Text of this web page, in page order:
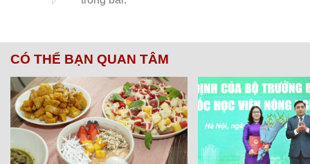
CÓ THỂ BẠN QUAN TÂM